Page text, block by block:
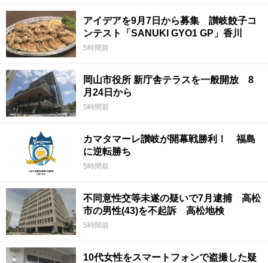
アイデアを9月7日から募集 讃岐餃子コ
ンテスト「SANUKI GYO1 GP」香川
5時間前
岡山市役所 新庁舎テラスを一般開放 8
月24日から
5時間前
カマタマーレ讃岐が開幕戦勝利！ 福島
に逆転勝ち
5時間前
不同意性交等未遂の疑いで7月逮捕 高松
市の男性(43)を不起訴 高松地検
5時間前
10代女性をスマートフォンで盗撮した疑